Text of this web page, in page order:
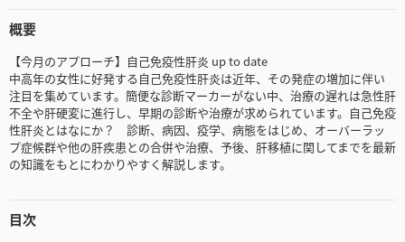
概要
【今月のアプローチ】自己免疫性肝炎 up to date
中高年の女性に好発する自己免疫性肝炎は近年、その発症の増加に伴い
注目を集めています。簡便な診断マーカーがない中、治療の遅れは急性肝
不全や肝硬変に進行し、早期の診断や治療が求められています。自己免疫
性肝炎とはなにか？ 診断、病因、疫学、病態をはじめ、オーバーラッ
プ症候群や他の肝疾患との合併や治療、予後、肝移植に関してまでを最新
の知識をもとにわかりやすく解説します。
目次